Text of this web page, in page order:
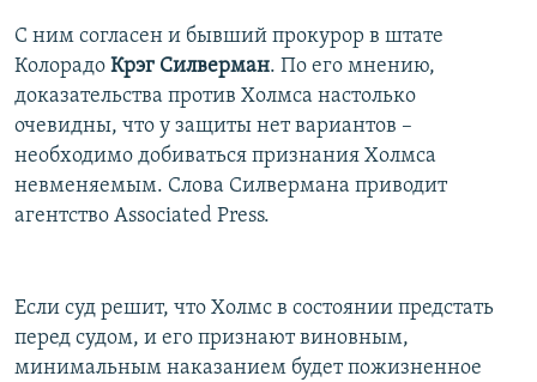
С ним согласен и бывший прокурор в штате
Колорадо Крэг Силверман. По его мнению,
доказательства против Холмса настолько
очевидны, что у защиты нет вариантов –
необходимо добиваться признания Холмса
невменяемым. Слова Силвермана приводит
агентство Associated Press.
Если суд решит, что Холмс в состоянии предстать
перед судом, и его признают виновным,
минимальным наказанием будет пожизненное